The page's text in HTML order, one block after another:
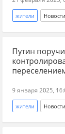
жители Новости
Киселев
украинская армия
бизнес
Путин
9 января 2025,
жители Новости
Россия